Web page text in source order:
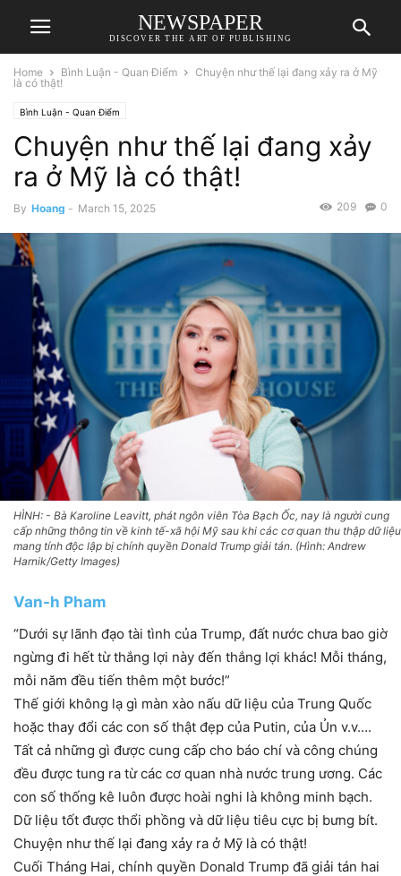
NEWSPAPER
DISCOVER THE ART OF PUBLISHING
Home Bình Luận - Quan Điểm
Chuyện như thế lại đang xảy ra ở Mỹ
là có thật!
Bình Luận - Quan Điểm
Chuyện như thế lại đang xảy
ra ở Mỹ là có thật!
By Hoang - March 15, 2025 0
209
HÌNH: - Bà Karoline Leavitt, phát ngôn viên Tòa Bạch Ốc, nay là người cung
cấp những thông tin về kinh tế-xã hội Mỹ sau khi các cơ quan thu thập dữ liệu
mang tính độc lập bị chính quyền Donald Trump giải tán. (Hình: Andrew
Harnik/Getty Images)
Van-h Pham
“Dưới sự lãnh đạo tài tình của Trump, đất nước chưa bao giờ
ngừng đi hết từ thắng lợi này đến thắng lợi khác! Mỗi tháng,
mỗi năm đều tiến thêm một bước!”
Thế giới không lạ gì màn xào nấu dữ liệu của Trung Quốc
hoặc thay đổi các con số thật đẹp của Putin, của Ủn v.v….
Tất cả những gì được cung cấp cho báo chí và công chúng
đều được tung ra từ các cơ quan nhà nước trung ương. Các
con số thống kê luôn được hoài nghi là không minh bạch.
Dữ liệu tốt được thổi phồng và dữ liệu tiêu cực bị bưng bít.
Chuyện như thế lại đang xảy ra ở Mỹ là có thật!
Cuối Tháng Hai, chính quyền Donald Trump đã giải tán hai